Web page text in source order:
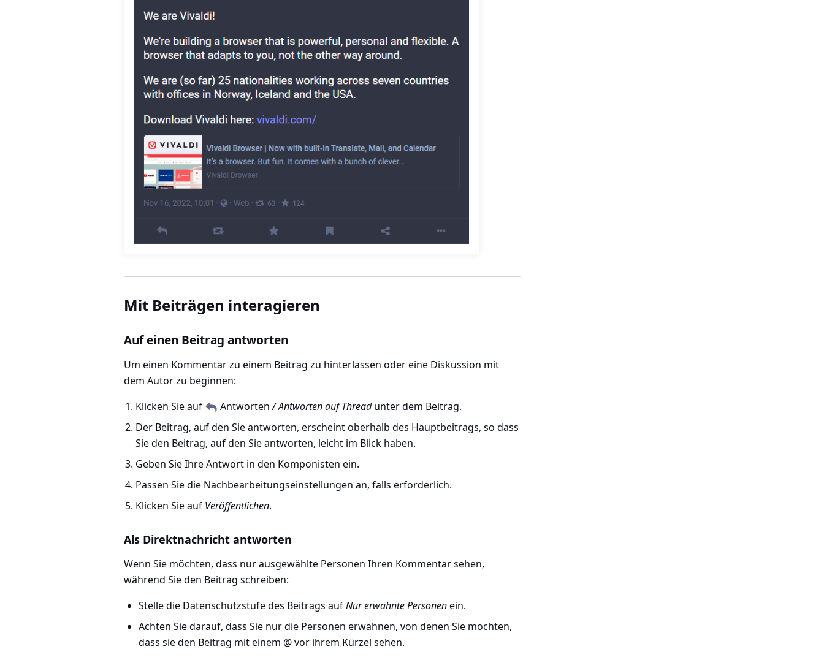
Mit Beiträgen interagieren
Auf einen Beitrag antworten
Um einen Kommentar zu einem Beitrag zu hinterlassen oder eine Diskussion mit
dem Autor zu beginnen:
Klicken Sie auf
Antworten/ Antworten auf Threadunter dem Beitrag.
Der Beitrag, auf den Sie antworten, erscheint oberhalb des Hauptbeitrags, so dass
Sie den Beitrag, auf den Sie antworten, leicht im Blick haben.
Geben Sie Ihre Antwort in den Komponisten ein.
Passen Sie die Nachbearbeitungseinstellungen an, falls erforderlich.
Klicken Sie auf Veröffentlichen.
Als Direktnachricht antworten
Wenn Sie möchten, dass nur ausgewählte Personen Ihren Kommentar sehen,
während Sie den Beitrag schreiben:
Stelle die Datenschutzstufe des Beitrags aufNur erwähnte Personenein.
Achten Sie darauf, dass Sie nur die Personen erwähnen, von denen Sie möchten,
dass sie den Beitrag mit einem @ vor ihrem Kürzel sehen.